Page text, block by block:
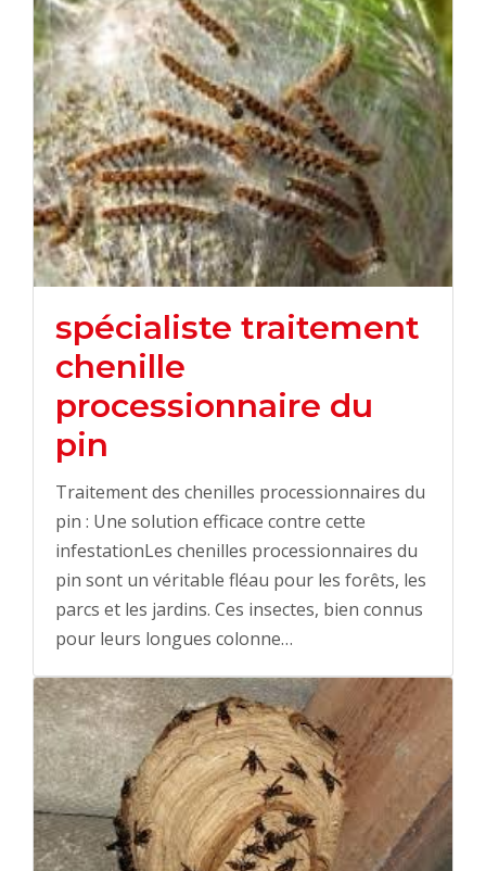
spécialiste traitement
chenille
processionnaire du
pin
Traitement des chenilles processionnaires du
pin : Une solution efficace contre cette
infestationLes chenilles processionnaires du
pin sont un véritable fléau pour les forêts, les
parcs et les jardins. Ces insectes, bien connus
pour leurs longues colonne…